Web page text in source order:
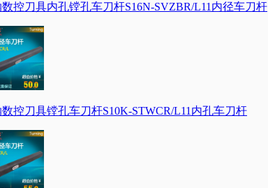
控刀具内孔镗孔车刀杆S16N-SVZBR/L11内径车刀杆
控刀具镗孔车刀杆S10K-STWCR/L11内孔车刀杆